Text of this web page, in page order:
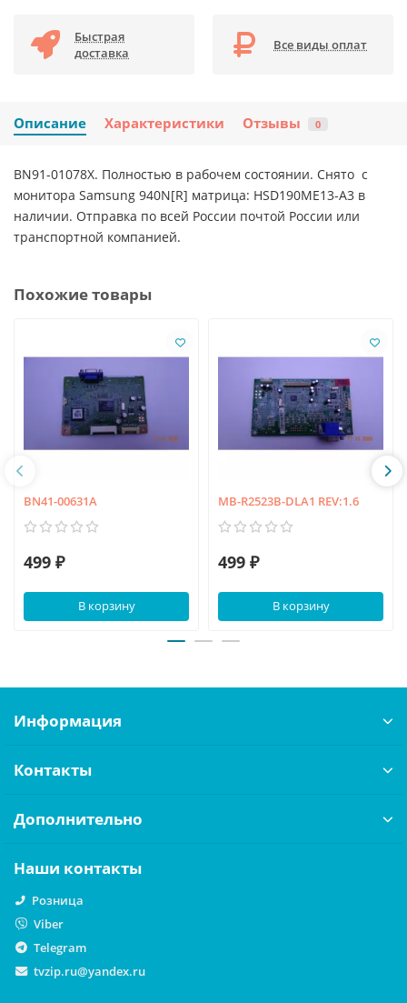
Быстрая
доставка
Все виды оплат
Описание Характеристики Отзывы 0
BN91-01078X. Полностью в рабочем состоянии. Снято с
монитора Samsung 940N[R] матрица: HSD190ME13-A3 в
наличии. Отправка по всей России почтой России или
транспортной компанией.
Похожие товары
BN41-00631A
499 ₽
В корзину
MB-R2523B-DLA1 REV:1.6
499 ₽
В корзину
Информация
Контакты
Дополнительно
Наши контакты
Розница
Viber
Telegram
tvzip.ru@yandex.ru